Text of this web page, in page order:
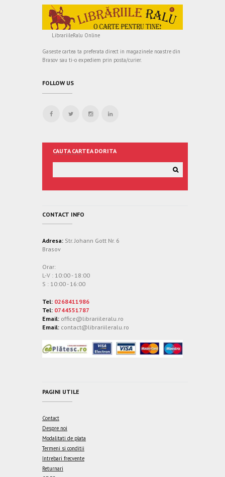
LibrariileRalu Online
Gaseste cartea ta preferata direct in magazinele noastre din
Brasov sau ti-o expediem prin posta/curier.
FOLLOW US
CAUTA CARTEA DORITA
CONTACT INFO
Adresa: Str. Johann Gott Nr. 6
Brasov
Orar:
L-V : 10:00 - 18:00
S : 10:00 - 16:00
Tel: 0268411986
Tel: 0744551787
Email: office@librariileralu.ro
Email: contact@librariileralu.ro
PAGINI UTILE
Contact
Despre noi
Modalitati de plata
Termeni si conditii
Intrebari frecvente
Returnari